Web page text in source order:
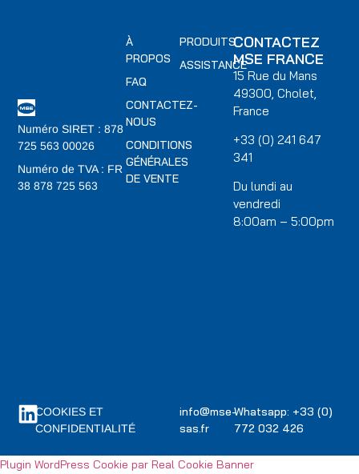
Numéro SIRET : 878
725 563 00026
Numéro de TVA : FR
38 878 725 563
PRODUITS
ASSISTANCE
À
PROPOS
FAQ
CONTACTEZ-
NOUS
CONDITIONS
GÉNÉRALES
DE VENTE
CONTACTEZ
MSE FRANCE
15 Rue du Mans
49300, Cholet,
France
+33 (0) 241 647
341
Du lundi au
vendredi
8:00am – 5:00pm
info@mse-
sas.fr
Whatsapp: +33 (0)
772 032 426
COOKIES ET
CONFIDENTIALITÉ
Plugin WordPress Cookie par Real Cookie Banner